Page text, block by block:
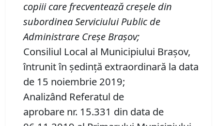
copiii care frecventează creșele din
subordinea Serviciului Public de
Administrare Creșe Brașov;
Consiliul Local al Municipiului Brașov,
întrunit în ședință extraordinară la data
de 15 noiembrie 2019;
Analizând Referatul de
aprobare nr. 15.331 din data de